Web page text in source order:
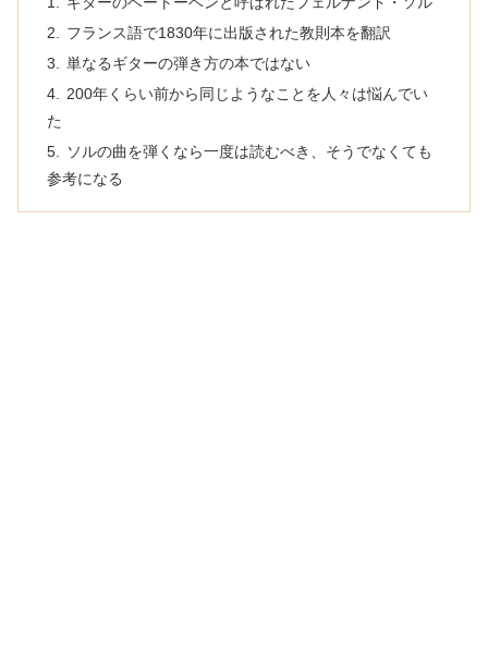
フランス語で1830年に出版された教則本を翻訳
単なるギターの弾き方の本ではない
200年くらい前から同じようなことを人々は悩んでい
た
ソルの曲を弾くなら一度は読むべき、そうでなくても
参考になる